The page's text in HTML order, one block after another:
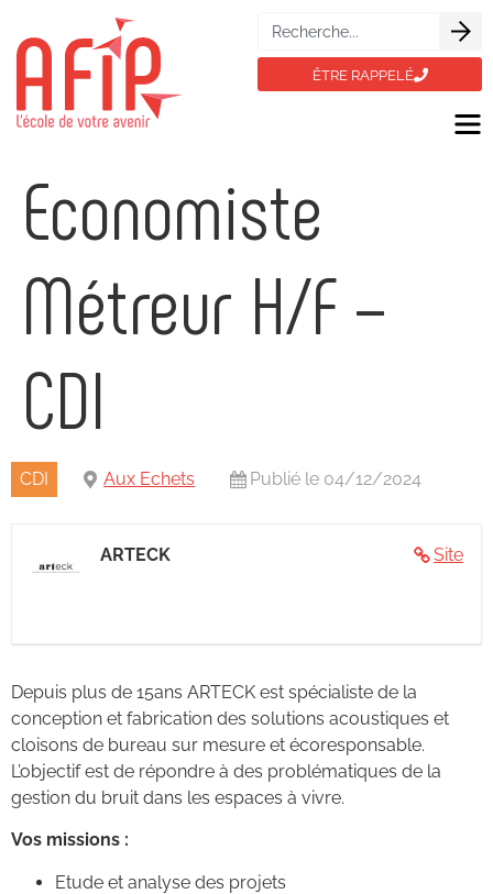
ÊTRE RAPPELÉ
Economiste
Métreur H/F –
CDI
CDI Aux Echets Publié le 04/12/2024
Site
ARTECK
Depuis plus de 15ans ARTECK est spécialiste de la
conception et fabrication des solutions acoustiques et
cloisons de bureau sur mesure et écoresponsable.
L’objectif est de répondre à des problématiques de la
gestion du bruit dans les espaces à vivre.
Vos missions :
Etude et analyse des projets